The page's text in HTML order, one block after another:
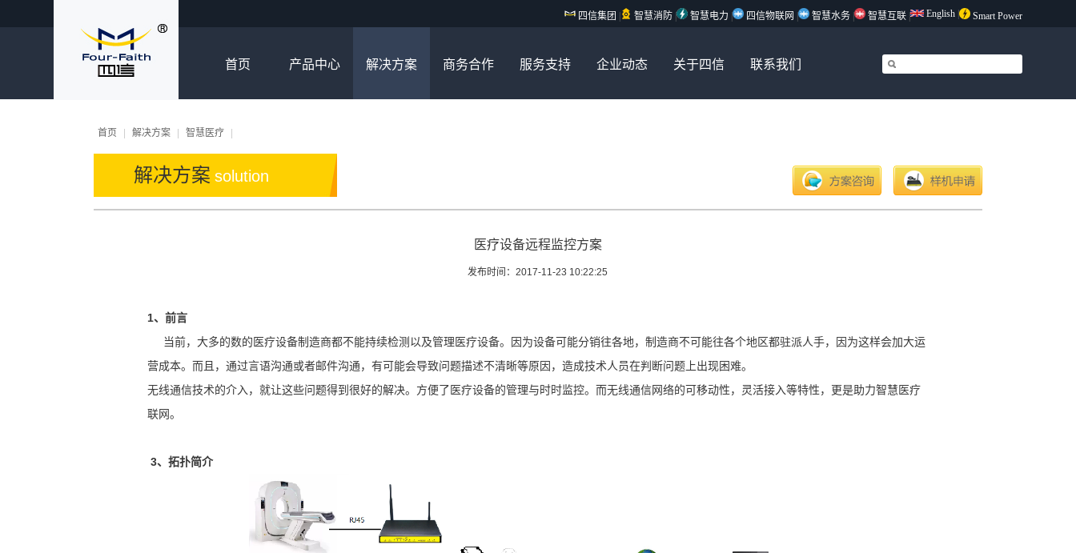
Smart Power
English
智慧互联
智慧水务
四信物联网
智慧电力
智慧消防
四信集团
首页 产品中心 解决方案 商务合作 服务支持 企业动态 关于四信 联系我们
首页 解决方案 智慧医疗
解决方案 solution
医疗设备远程监控方案
发布时间：2017-11-23 10:22:25
1、前言
当前，大多的数的医疗设备制造商都不能持续检测以及管理医疗设备。因为设备可能分销往各地，制造商不可能往各个地区都驻派人手，因为这样会加大运
营成本。而且，通过言语沟通或者邮件沟通，有可能会导致问题描述不清晰等原因，造成技术人员在判断问题上出现困难。
无线通信技术的介入，就让这些问题得到很好的解决。方便了医疗设备的管理与时时监控。而无线通信网络的可移动性，灵活接入等特性，更是助力智慧医疗
联网。
3、拓扑简介